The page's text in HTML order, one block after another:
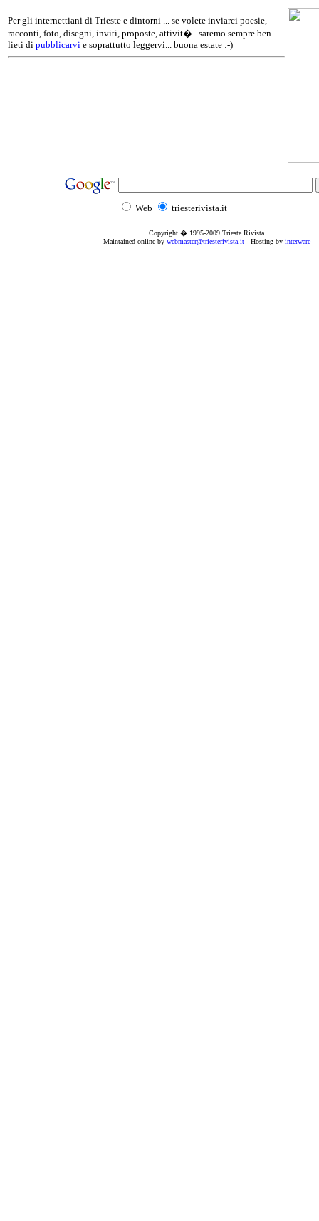
Per gli internettiani di Trieste e dintorni ... se volete inviarci poesie,
racconti, foto, disegni, inviti, proposte, attivit�.. saremo sempre ben
lieti di pubblicarvi e soprattutto leggervi... buona estate :-)
Web triesterivista.it
Copyright � 1995-2009 Trieste Rivista
Maintained online by webmaster@triesterivista.it- Hosting by interware